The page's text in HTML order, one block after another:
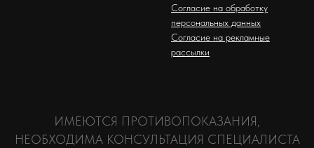
Согласие на обработку
персональных данных
Согласие на рекламные
рассылки
ИМЕЮТСЯ ПРОТИВОПОКАЗАНИЯ,
НЕОБХОДИМА КОНСУЛЬТАЦИЯ СПЕЦИАЛИСТА